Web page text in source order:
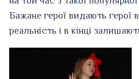
Бажане герої видають герої
реальність і в кінці